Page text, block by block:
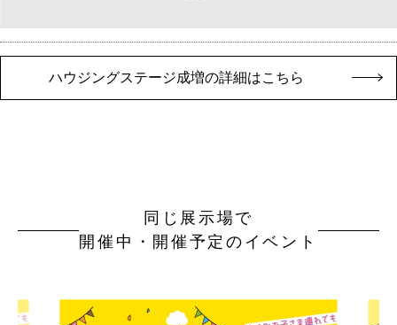
ハウジングステージ成増の詳細はこちら
同じ展示場で
開催中・開催予定のイベント